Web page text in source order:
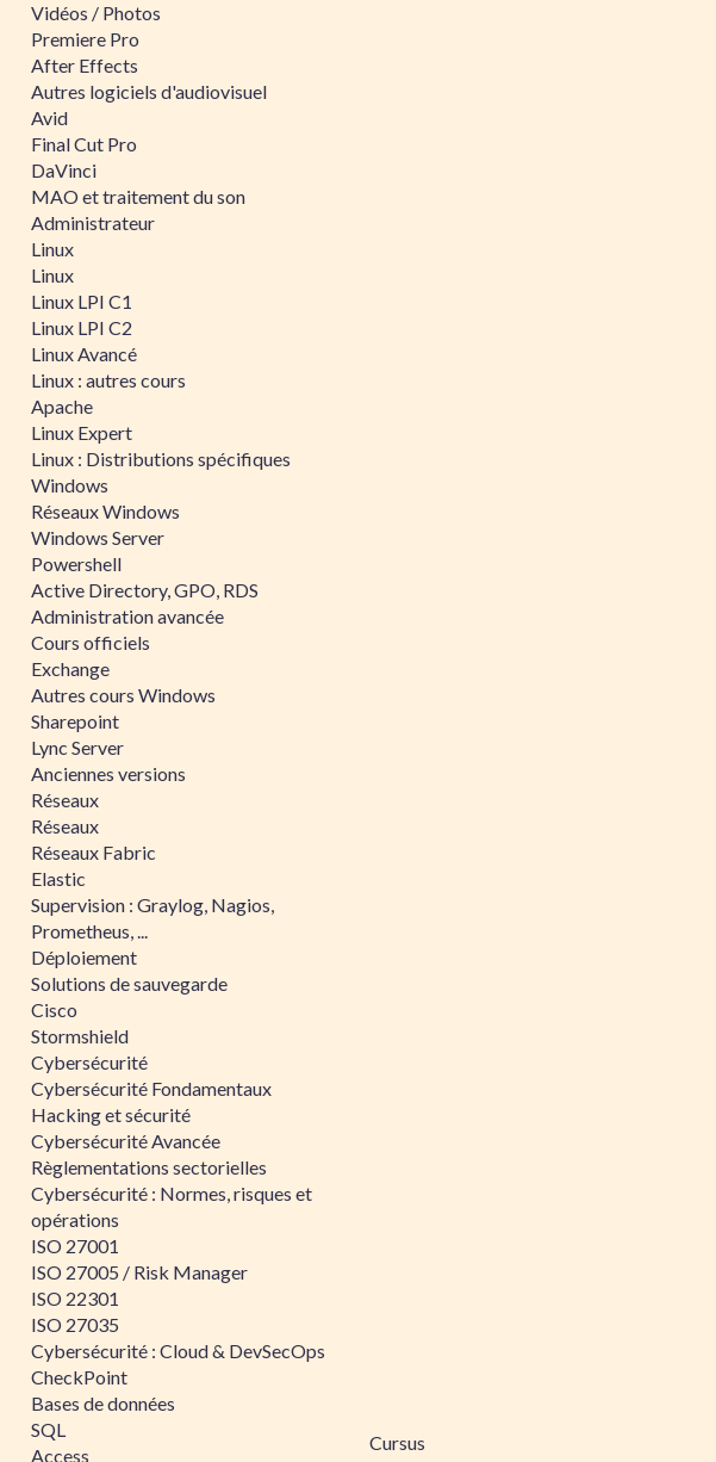
Vidéos / Photos
Premiere Pro
After Effects
Autres logiciels d'audiovisuel
Avid
Final Cut Pro
DaVinci
MAO et traitement du son
Administrateur
Linux
Linux
Linux LPI C1
Linux LPI C2
Linux Avancé
Linux : autres cours
Apache
Linux Expert
Linux : Distributions spécifiques
Windows
Réseaux Windows
Windows Server
Powershell
Active Directory, GPO, RDS
Administration avancée
Cours officiels
Exchange
Autres cours Windows
Sharepoint
Lync Server
Anciennes versions
Réseaux
Réseaux
Réseaux Fabric
Elastic
Supervision : Graylog, Nagios,
Prometheus, ...
Déploiement
Solutions de sauvegarde
Cisco
Stormshield
Cybersécurité
Cybersécurité Fondamentaux
Hacking et sécurité
Cybersécurité Avancée
Règlementations sectorielles
Cybersécurité : Normes, risques et
opérations
ISO 27001
ISO 27005 / Risk Manager
ISO 22301
ISO 27035
Cybersécurité : Cloud & DevSecOps
CheckPoint
Bases de données
SQL
Access
Cursus